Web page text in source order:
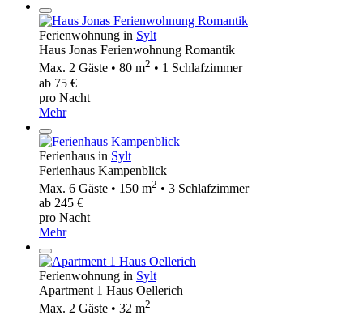
Ferienwohnung in Sylt
Haus Jonas Ferienwohnung Romantik
Max. 2 Gäste • 80 m2 • 1 Schlafzimmer
ab 75 €
pro Nacht
Mehr
Ferienhaus in Sylt
Ferienhaus Kampenblick
Max. 6 Gäste • 150 m2 • 3 Schlafzimmer
ab 245 €
pro Nacht
Mehr
Ferienwohnung in Sylt
Apartment 1 Haus Oellerich
Max. 2 Gäste • 32 m2